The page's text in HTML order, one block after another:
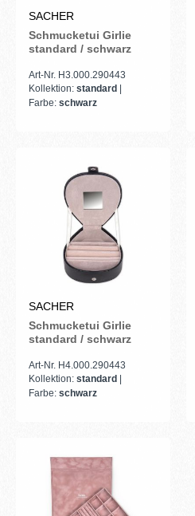
SACHER
Schmucketui Girlie
standard / schwarz
Art-Nr. H3.000.290443
Kollektion: standard
Farbe: schwarz
SACHER
Schmucketui Girlie
standard / schwarz
Art-Nr. H4.000.290443
Kollektion: standard
Farbe: schwarz